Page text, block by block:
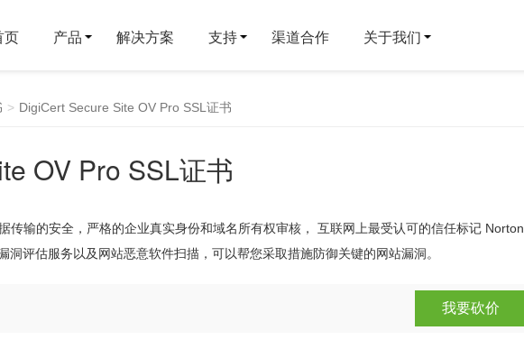
页 产品 解决方案 支持 渠道合作 关于我们
DigiCert Secure Site OV Pro SSL证书
OV Pro SSL证书
传输的安全，严格的企业真实身份和域名所有权审核， 互联网上最受认可的信任标记 Norton
评估服务以及网站恶意软件扫描，可以帮您采取措施防御关键的网站漏洞。
我要砍价